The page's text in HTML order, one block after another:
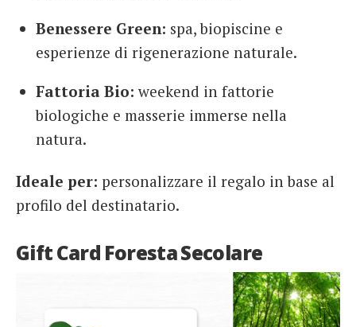
Benessere Green: spa, biopiscine e
esperienze di rigenerazione naturale.
Fattoria Bio: weekend in fattorie
biologiche e masserie immerse nella
natura.
Ideale per: personalizzare il regalo in base al
profilo del destinatario.
Gift Card Foresta Secolare